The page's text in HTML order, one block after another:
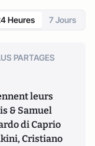
Heures 7 Jours
PARTAGES
leurs
& Samuel
di Caprio
Cristiano